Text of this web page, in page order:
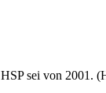
sei von 2001.